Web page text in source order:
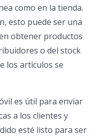
como en la tienda.
esto puede ser una
obtener productos
o del stock
los artículos se
es útil para enviar
a los clientes y
esté listo para ser